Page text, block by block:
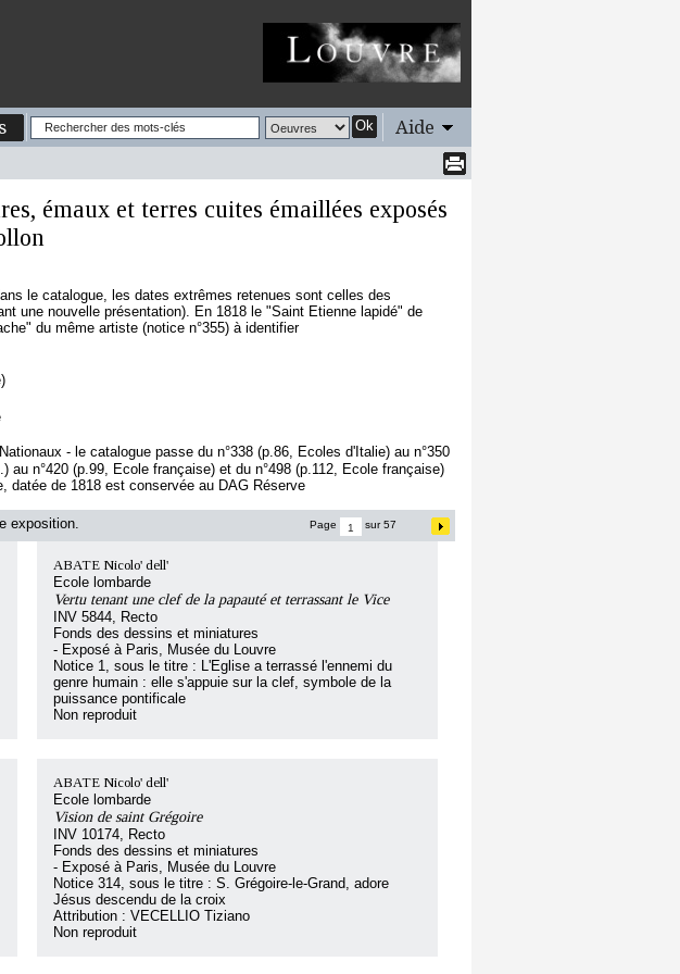
Ok Aide
émaux et terres cuites émaillées exposés
le catalogue, les dates extrêmes retenues sont celles des
une nouvelle présentation). En 1818 le "Saint Etienne lapidé" de
du même artiste (notice n°355) à identifier
- le catalogue passe du n°338 (p.86, Ecoles d'Italie) au n°350
n°420 (p.99, Ecole française) et du n°498 (p.112, Ecole française)
datée de 1818 est conservée au DAG Réserve
exposition. Page sur 57
ABATE Nicolo' dell'
Ecole lombarde
Vertu tenant une clef de la papauté et terrassant le Vice
INV 5844, Recto
Fonds des dessins et miniatures
- Exposé à Paris, Musée du Louvre
Notice 1, sous le titre : L'Eglise a terrassé l'ennemi du
genre humain : elle s'appuie sur la clef, symbole de la
puissance pontificale
Non reproduit
ABATE Nicolo' dell'
Ecole lombarde
Vision de saint Grégoire
INV 10174, Recto
Fonds des dessins et miniatures
- Exposé à Paris, Musée du Louvre
Notice 314, sous le titre : S. Grégoire-le-Grand, adore
Jésus descendu de la croix
Attribution : VECELLIO Tiziano
Non reproduit